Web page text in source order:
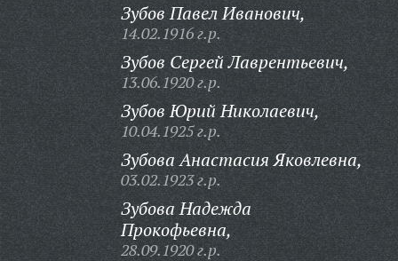
Зубов Павел Иванович,
14.02.1916 г.р.
Зубов Сергей Лаврентьевич,
13.06.1920 г.р.
Зубов Юрий Николаевич,
10.04.1925 г.р.
Зубова Анастасия Яковлевна,
03.02.1923 г.р.
Зубова Надежда
Прокофьевна,
28.09.1920 г.р.